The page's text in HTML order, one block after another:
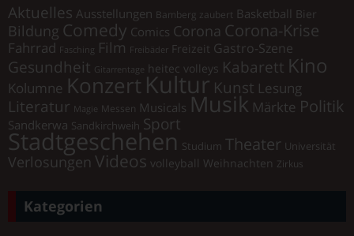
Aktuelles Ausstellungen Bamberg zaubert Basketball Bier
Bildung Comedy Comics Corona Corona-Krise
Fahrrad Fasching Film Freibäder Freizeit Gastro-Szene
Gesundheit Gitarrentage heitec volleys Kabarett Kino
Kolumne Konzert Kultur Kunst Lesung
Literatur Magie Messen Musicals Musik Märkte Politik
Sandkerwa Sandkirchweih Sport
Stadtgeschehen Studium Theater Universität
Verlosungen Videos volleyball Weihnachten Zirkus
Kategorien